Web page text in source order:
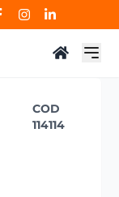
COD
114114